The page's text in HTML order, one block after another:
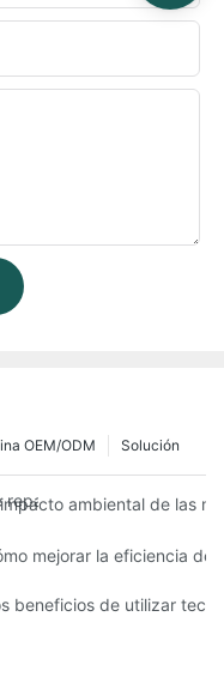
Solución
OEM/ODM
de móviles con
ambiental de las
para la máquina de
mejorar la eficiencia de
de teléfonos en el
beneficios de utilizar